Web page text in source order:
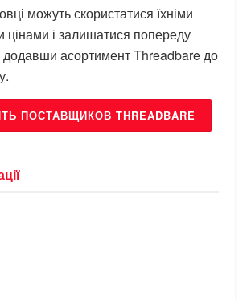
можуть скористатися їхніми
цінами і залишатися попереду
додавши асортимент Threadbare до
ПОСТАВЩИКОВ THREADBARE